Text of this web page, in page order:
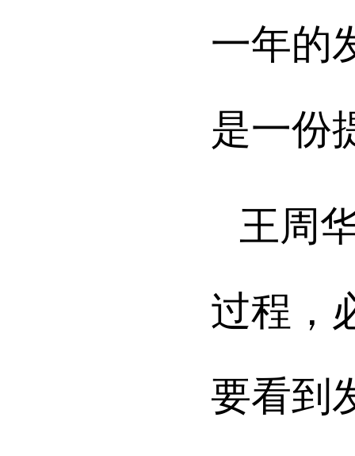
一年的
是一份
王周
过程，
要看到